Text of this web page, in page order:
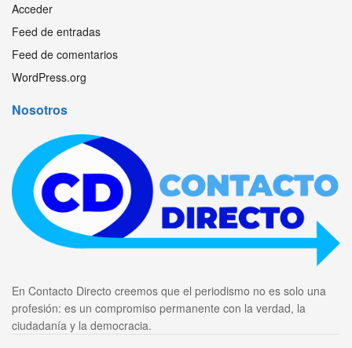
Acceder
Feed de entradas
Feed de comentarios
WordPress.org
Nosotros
En Contacto Directo creemos que el periodismo no es solo una
profesión: es un compromiso permanente con la verdad, la
ciudadanía y la democracia.